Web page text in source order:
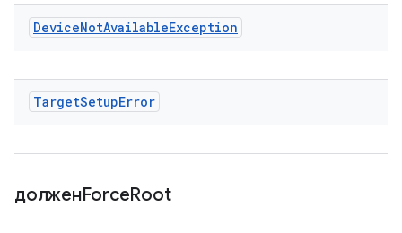
DeviceNotAvailableException
TargetSetupError
долженForceRoot